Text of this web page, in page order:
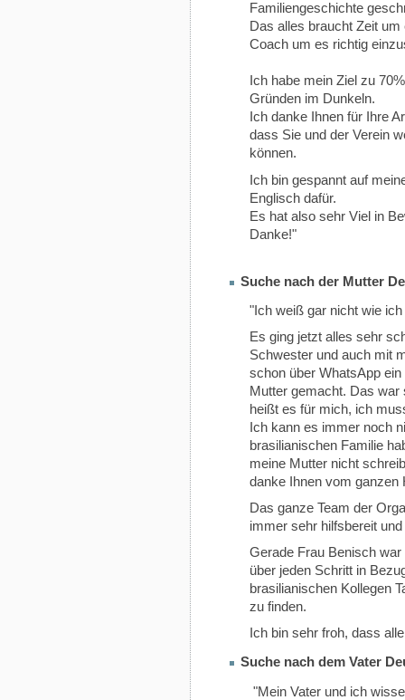
Familiengeschichte
Das alles braucht Zeit
Coach um es richtig
Ich habe mein Ziel zu
Gründen im Dunkeln.
Ich danke Ihnen für Ihre
dass Sie und der Verein
können.
Ich bin gespannt auf
Englisch dafür.
Es hat also sehr Viel in
Danke!"
Suche nach der Mutter
"Ich weiß gar nicht wie
Es ging jetzt alles sehr
Schwester und auch mit
schon über WhatsApp
Mutter gemacht. Das
heißt es für mich, ich
Ich kann es immer noch
brasilianischen Familie
meine Mutter nicht
danke Ihnen vom ganzen
Das ganze Team der
immer sehr hilfsbereit
Gerade Frau Benisch
über jeden Schritt in
brasilianischen Kollegen
zu finden.
Ich bin sehr froh, dass
Suche nach dem Vater
"Mein Vater und ich